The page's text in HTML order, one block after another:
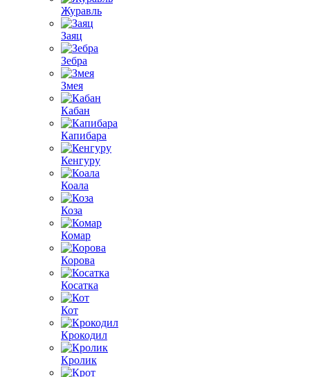
Журавль
Заяц
Зебра
Змея
Кабан
Капибара
Кенгуру
Коала
Коза
Комар
Корова
Косатка
Кот
Крокодил
Кролик